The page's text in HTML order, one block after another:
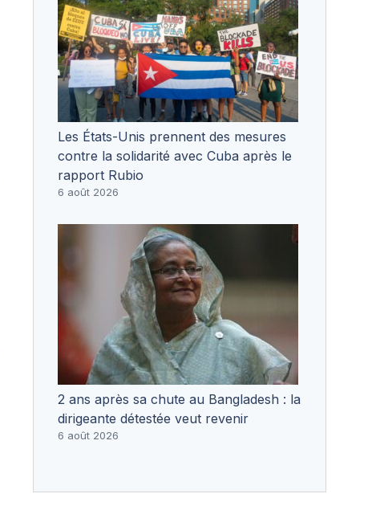
Les États-Unis prennent des mesures
contre la solidarité avec Cuba après le
rapport Rubio
6 août 2026
2 ans après sa chute au Bangladesh : la
dirigeante détestée veut revenir
6 août 2026